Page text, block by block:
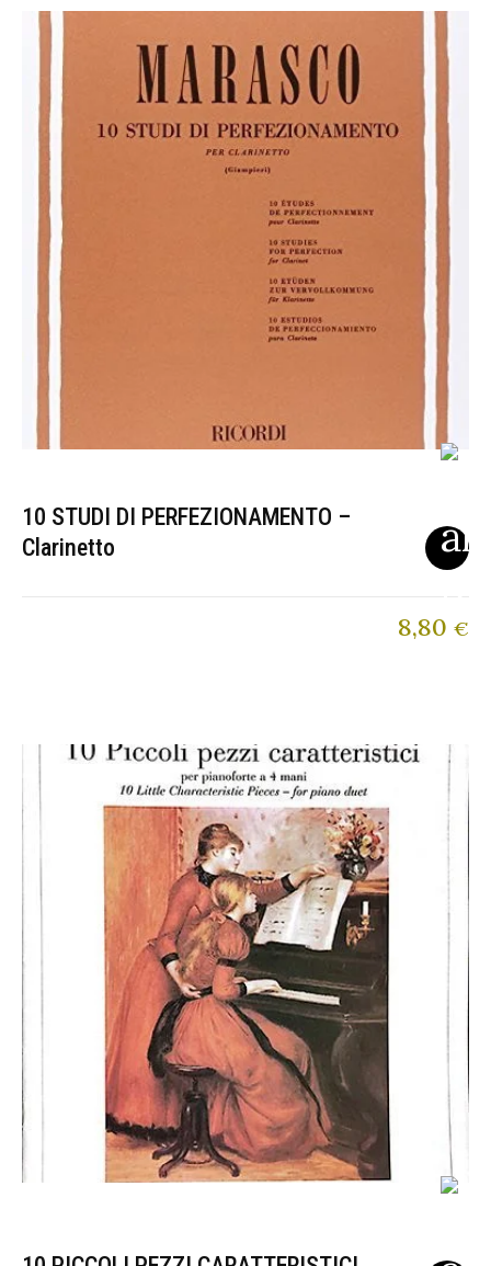
10 STUDI DI PERFEZIONAMENTO –
Clarinetto
8,80 €